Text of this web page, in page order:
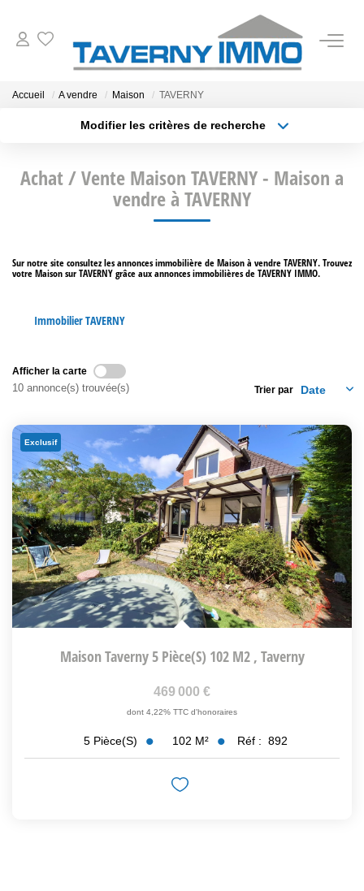
ESTIMATION
OUTILS
CONTACT
Accueil A vendre Maison TAVERNY
Modifier les critères de recherche
Type de bien
Surface min
Créer une alerte
Achat / Vente Maison TAVERNY - Maison a
vendre à TAVERNY
Sur notre site consultez les annonces immobilière de Maison à vendre TAVERNY. Trouvez
votre Maison sur TAVERNY grâce aux annonces immobilières de TAVERNY IMMO.
Immobilier TAVERNY
Afficher la carte
10 annonce(s) trouvée(s) Trier par
Exclusif
Maison Taverny 5 Pièce(s) 102 M2 , Taverny
469 000 €
dont 4,22% TTC d'honoraires
5 Pièce(s) 102 M² Réf : 892